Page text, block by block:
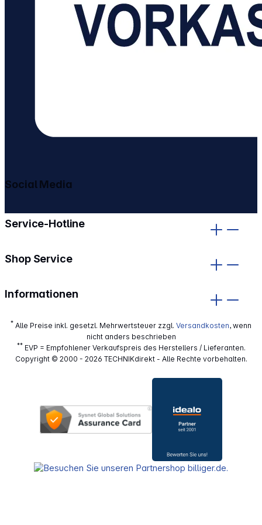
Service-Hotline
Shop Service
Informationen
Social Media
* Alle Preise inkl. gesetzl. Mehrwertsteuer zzgl. Versandkosten, wenn
nicht anders beschrieben
**EVP = Empfohlener Verkaufspreis des Herstellers / Lieferanten.
Copyright © 2000 - 2026 TECHNIKdirekt - Alle Rechte vorbehalten.